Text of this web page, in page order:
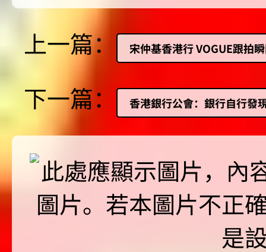
上一篇： 宋仲基香港行 VOGUE跟拍
下一篇： 香港銀行公會：銀行自行發